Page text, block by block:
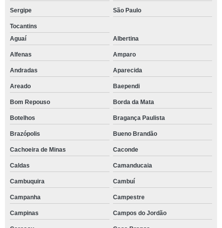
Sergipe São Paulo
Tocantins
Aguaí
Albertina
Alfenas Amparo
Andradas Aparecida
Areado Baependi
Bom Repouso Borda da Mata
Botelhos Bragança Paulista
Brazópolis Bueno Brandão
Cachoeira de Minas Caconde
Caldas Camanducaia
Cambuquira Cambuí
Campanha Campestre
Campinas Campos do Jordão